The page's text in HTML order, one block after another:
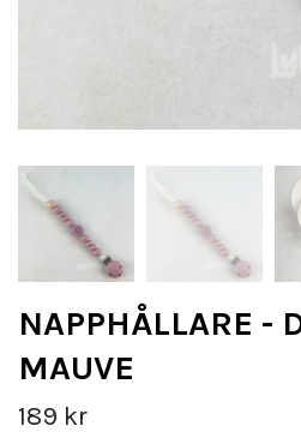
NAPPHÅLLARE -
MAUVE
189 kr